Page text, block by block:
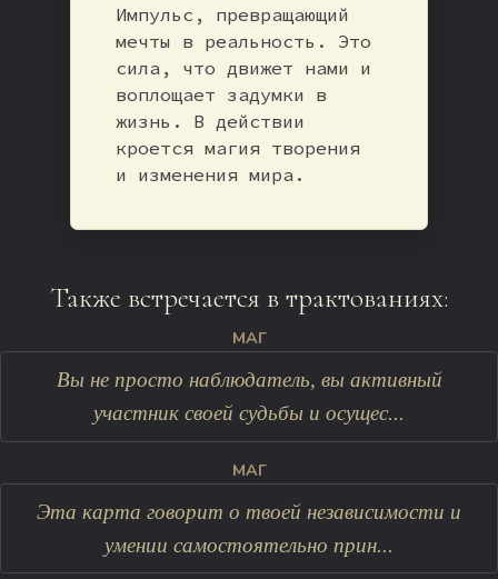
Импульс, превращающий
мечты в реальность. Это
сила, что движет нами и
воплощает задумки в
жизнь. В действии
кроется магия творения
и изменения мира.
Также встречается в трактованиях:
МАГ
Вы не просто наблюдатель, вы активный
участник своей судьбы и осущес...
МАГ
Эта карта говорит о твоей независимости и
умении самостоятельно прин...